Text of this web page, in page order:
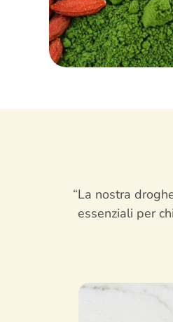
“La nostra
essenziali per